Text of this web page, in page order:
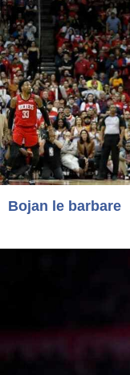
Bojan le barbare